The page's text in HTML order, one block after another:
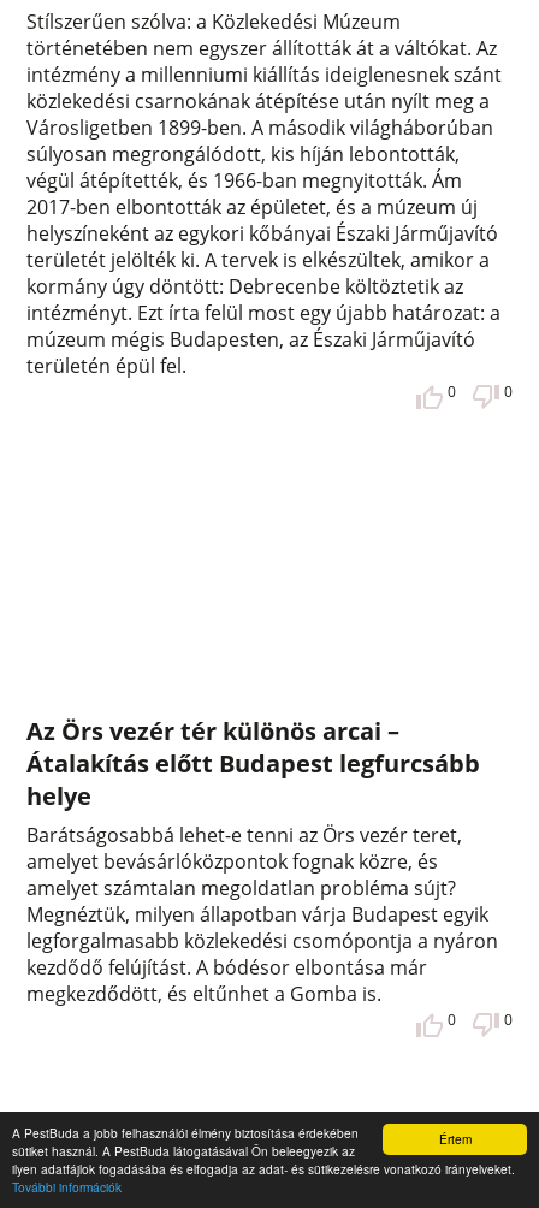
Értem
A PestBuda a jobb felhasználói élmény biztosítása érdekében
sütiket használ. A PestBuda látogatásával Ön beleegyezik az
ilyen adatfájlok fogadásába és elfogadja az adat- és sütikezelésre vonatkozó irányelveket.
További információk
Stílszerűen szólva: a Közlekedési Múzeum
történetében nem egyszer állították át a váltókat. Az
intézmény a millenniumi kiállítás ideiglenesnek szánt
közlekedési csarnokának átépítése után nyílt meg a
Városligetben 1899-ben. A második világháborúban
súlyosan megrongálódott, kis híján lebontották,
végül átépítették, és 1966-ban megnyitották. Ám
2017-ben elbontották az épületet, és a múzeum új
helyszíneként az egykori kőbányai Északi Járműjavító
területét jelölték ki. A tervek is elkészültek, amikor a
kormány úgy döntött: Debrecenbe költöztetik az
intézményt. Ezt írta felül most egy újabb határozat: a
múzeum mégis Budapesten, az Északi Járműjavító
területén épül fel.
0 0
Az Örs vezér tér különös arcai –
Átalakítás előtt Budapest legfurcsább
helye
Barátságosabbá lehet-e tenni az Örs vezér teret,
amelyet bevásárlóközpontok fognak közre, és
amelyet számtalan megoldatlan probléma sújt?
Megnéztük, milyen állapotban várja Budapest egyik
legforgalmasabb közlekedési csomópontja a nyáron
kezdődő felújítást. A bódésor elbontása már
megkezdődött, és eltűnhet a Gomba is.
0 0